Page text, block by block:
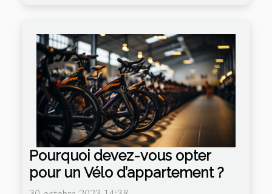
Pourquoi devez-vous opter
pour un Vélo d’appartement ?